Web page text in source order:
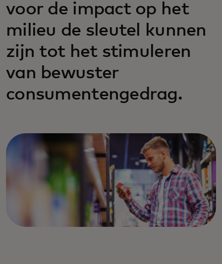
voor de impact op het
milieu de sleutel kunnen
zijn tot het stimuleren
van bewuster
consumentengedrag.